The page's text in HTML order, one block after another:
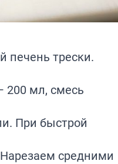
печень трески.
200 мл, смесь
При быстрой
средними